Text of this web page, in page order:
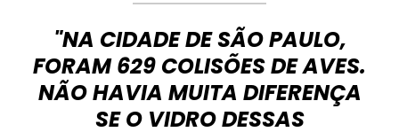
"NA CIDADE DE SÃO PAULO,
FORAM 629 COLISÕES DE AVES.
NÃO HAVIA MUITA DIFERENÇA
SE O VIDRO DESSAS